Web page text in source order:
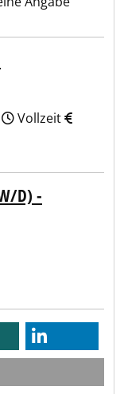
Vollzeit
D) -